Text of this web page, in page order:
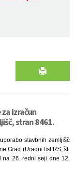
izračun
stran 8461.
stavbnih zemljišč
Grad (Uradni list RS, št.
na 26. redni seji dne 12.